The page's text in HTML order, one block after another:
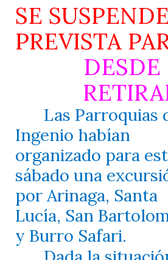
SE
PREVISTA
Las Parroquias
Ingenio habían
organizado para
sábado una
por Arinaga, Santa
Lucía, San
y Burro Safari.